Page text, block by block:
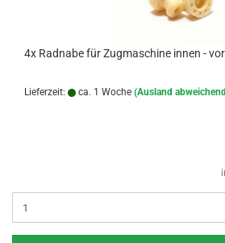
4x Radnabe für Zugmaschine innen -
Lieferzeit: ca. 1 Woche (Ausland